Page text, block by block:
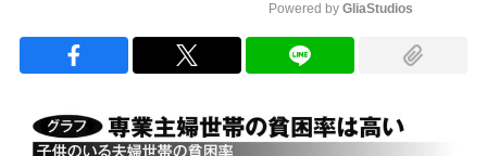
Powered by GliaStudios